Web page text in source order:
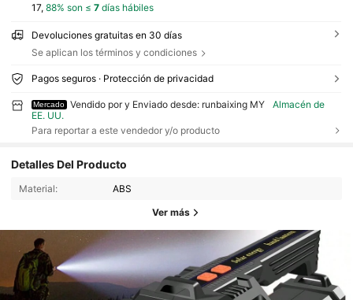
17, 88% son ≤ 7días hábiles
Devoluciones gratuitas en 30 días
Se aplican los términos y condiciones
Pagos seguros · Protección de privacidad
Mercado Vendido por y Enviado desde: runbaixing MY
Almacén de
EE. UU.
Para reportar a este vendedor y/o producto
Detalles Del Producto
Material: ABS
Ver más